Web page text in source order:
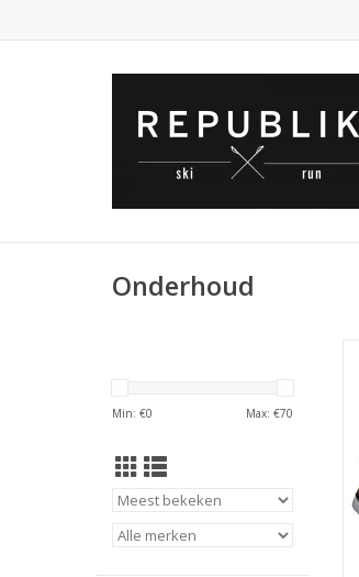
Onderhoud
Min: €0 Max: €70